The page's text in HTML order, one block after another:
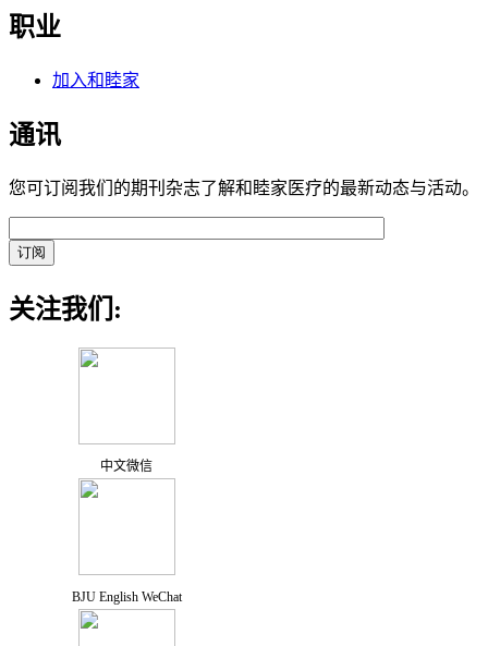
职业
加入和睦家
通讯
您可订阅我们的期刊杂志了解和睦家医疗的最新动态与活动。
关注我们:
中文微信
BJU English WeChat